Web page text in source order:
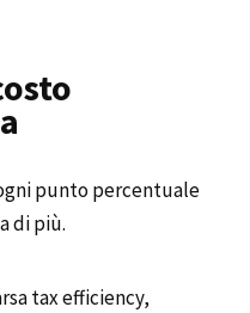
punto percentuale
di più.
tax efficiency,